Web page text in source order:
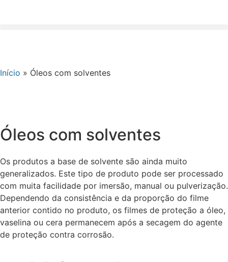
Início » Óleos com solventes
Óleos com solventes
Os produtos a base de solvente são ainda muito
generalizados. Este tipo de produto pode ser processado
com muita facilidade por imersão, manual ou pulverização.
Dependendo da consistência e da proporção do filme
anterior contido no produto, os filmes de proteção a óleo,
vaselina ou cera permanecem após a secagem do agente
de proteção contra corrosão.